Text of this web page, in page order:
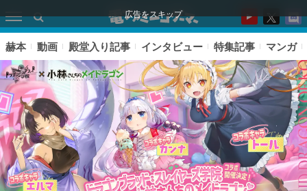
広告をスキップ
赫本 動画 殿堂入り記事 インタビュー 特集記事 マンガ